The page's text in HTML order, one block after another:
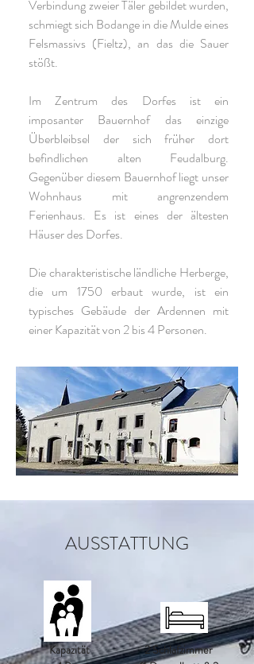
Verbindung zweier Täler gebildet wurden,
schmiegt sich Bodange in die Mulde eines
Felsmassivs (Fieltz), an das die Sauer
stößt.
Im Zentrum des Dorfes ist ein
imposanter Bauernhof das einzige
Überbleibsel der sich früher dort
befindlichen alten Feudalburg.
Gegenüber diesem Bauernhof liegt unser
Wohnhaus mit angrenzendem
Ferienhaus. Es ist eines der ältesten
Häuser des Dorfes.
Die charakteristische ländliche Herberge,
die um 1750 erbaut wurde, ist ein
typisches Gebäude der Ardennen mit
einer Kapazität von 2 bis 4 Personen.
AUSSTATTUNG
Kapazität
2 Schlafzimmer